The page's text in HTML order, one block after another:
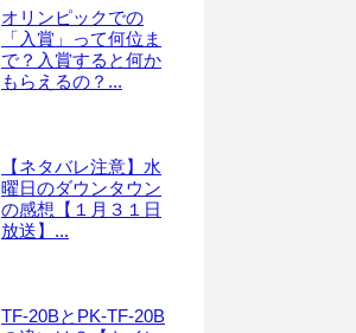
オリンピックでの
「入賞」って何位ま
で？入賞すると何か
もらえるの？...
【ネタバレ注意】水
曜日のダウンタウン
の感想【１月３１日
放送】...
TF-20BとPK-TF-20B